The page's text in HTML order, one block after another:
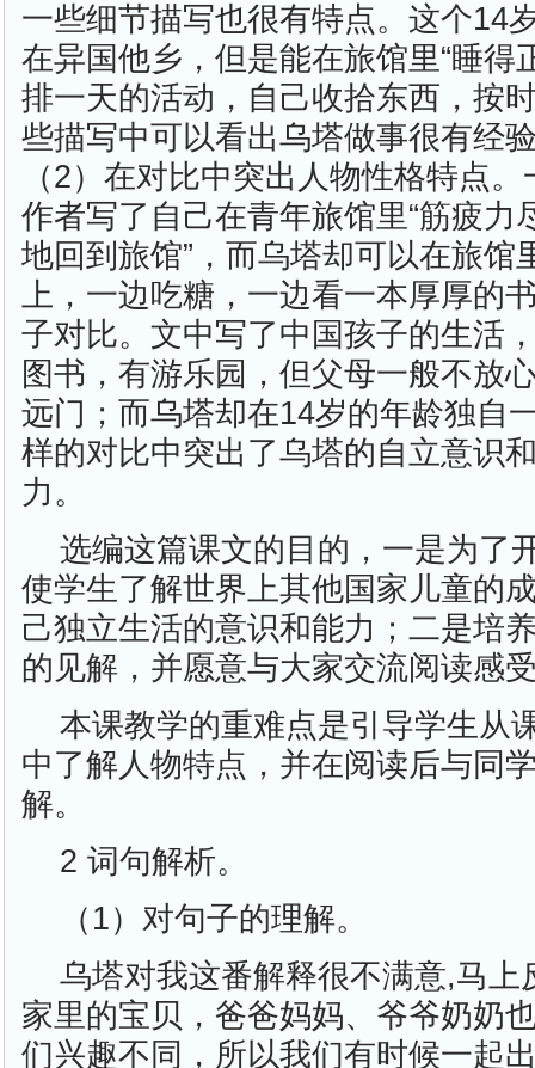
一些细节描写也很有特点。这个14
在异国他乡，但是能在旅馆里“睡得
排一天的活动，自己收拾东西，按
些描写中可以看出乌塔做事很有经
（2）在对比中突出人物性格特点
作者写了自己在青年旅馆里“筋疲力
地回到旅馆”，而乌塔却可以在旅馆
上，一边吃糖，一边看一本厚厚的
子对比。文中写了中国孩子的生活
图书，有游乐园，但父母一般不放
远门；而乌塔却在14岁的年龄独自
样的对比中突出了乌塔的自立意识
力。
选编这篇课文的目的，一是为了
使学生了解世界上其他国家儿童的
己独立生活的意识和能力；二是培
的见解，并愿意与大家交流阅读感
本课教学的重难点是引导学生从
中了解人物特点，并在阅读后与同
解。
2 词句解析。
（1）对句子的理解。
乌塔对我这番解释很不满意,马上
家里的宝贝，爸爸妈妈、爷爷奶奶
们兴趣不同，所以我们有时候一起